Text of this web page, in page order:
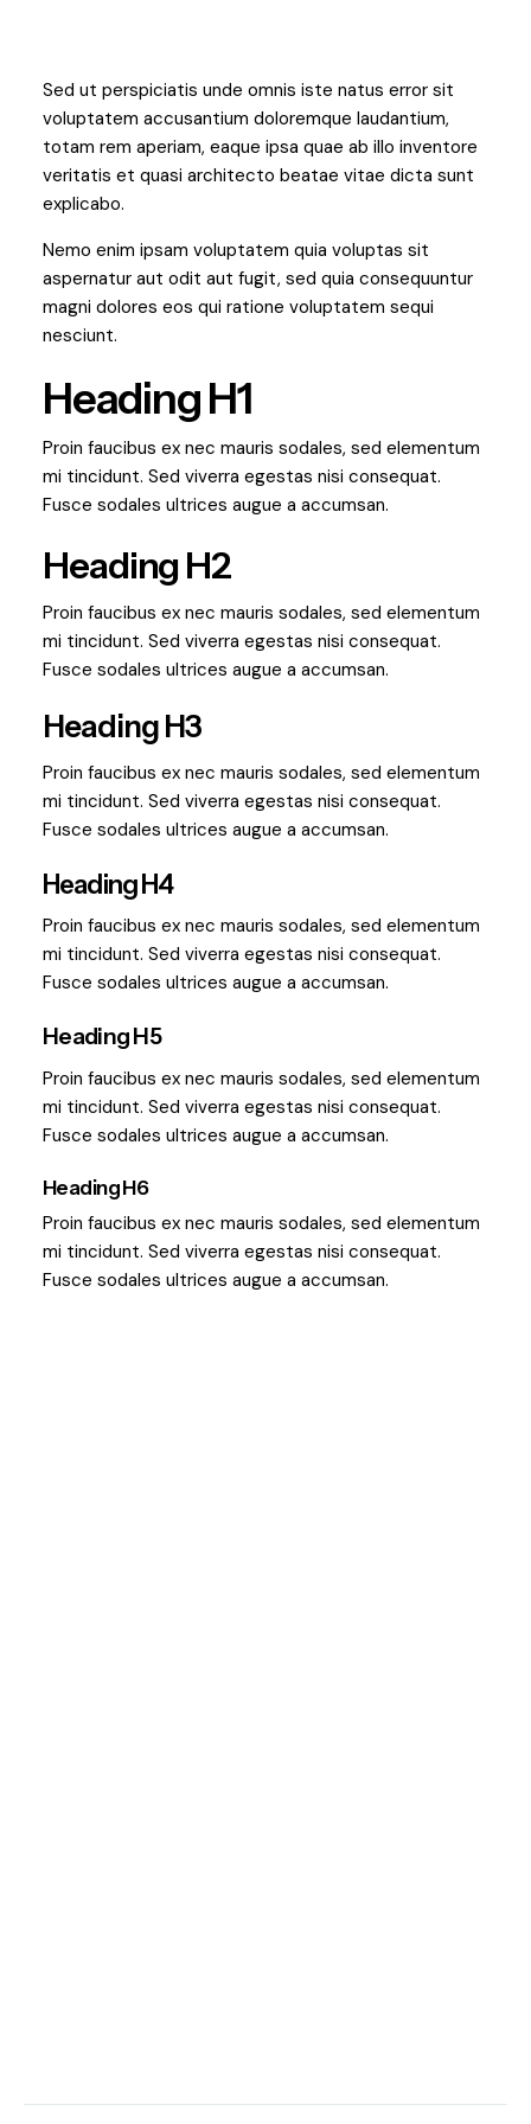
Sed ut perspiciatis unde omnis iste natus error sit
voluptatem accusantium doloremque laudantium,
totam rem aperiam, eaque ipsa quae ab illo inventore
veritatis et quasi architecto beatae vitae dicta sunt
explicabo.
Nemo enim ipsam voluptatem quia voluptas sit
aspernatur aut odit aut fugit, sed quia consequuntur
magni dolores eos qui ratione voluptatem sequi
nesciunt.
Heading H1
Proin faucibus ex nec mauris sodales, sed elementum
mi tincidunt. Sed viverra egestas nisi consequat.
Fusce sodales ultrices augue a accumsan.
Heading H2
Proin faucibus ex nec mauris sodales, sed elementum
mi tincidunt. Sed viverra egestas nisi consequat.
Fusce sodales ultrices augue a accumsan.
Heading H3
Proin faucibus ex nec mauris sodales, sed elementum
mi tincidunt. Sed viverra egestas nisi consequat.
Fusce sodales ultrices augue a accumsan.
Heading H4
Proin faucibus ex nec mauris sodales, sed elementum
mi tincidunt. Sed viverra egestas nisi consequat.
Fusce sodales ultrices augue a accumsan.
Heading H5
Proin faucibus ex nec mauris sodales, sed elementum
mi tincidunt. Sed viverra egestas nisi consequat.
Fusce sodales ultrices augue a accumsan.
Heading H6
Proin faucibus ex nec mauris sodales, sed elementum
mi tincidunt. Sed viverra egestas nisi consequat.
Fusce sodales ultrices augue a accumsan.